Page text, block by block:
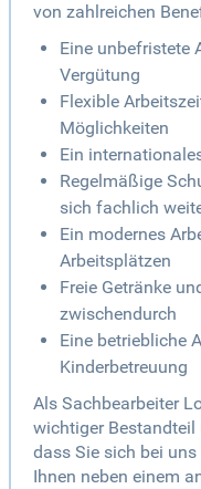
von zahlreichen
Eine unbefristete
Vergütung
Flexible
Möglichkeiten
Ein
Regelmäßige
sich fachlich
Ein modernes
Arbeitsplätzen
Freie Getränke
zwischendurch
Eine betriebliche
Kinderbetreuung
Als Sachbearbeiter
wichtiger Bestandteil
dass Sie sich bei
Ihnen neben einem